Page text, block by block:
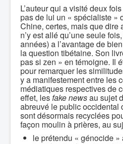
L’auteur qui a visité deux
pas de lui un « spécialiste »
Chine, certes, mais que dire
n’y est allé qu’une seule
années) a l’avantage de
la question tibétaine. Son
pas si zen » en témoigne. Il
pour remarquer les
y a manifestement entre les
médiatiques respectives de
effet, lesfake newsau sujet
abreuvé le public occidental
sont désormais recyclées
façon moulin à prières, au
le prétendu « génocide